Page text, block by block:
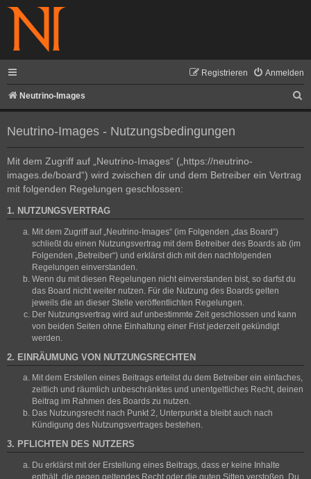
Anmelden
Registrieren
Neutrino-Images
u
Neutrino-Images - Nutzungsbedingungen
Mit dem Zugriff auf „Neutrino-Images“ („https://neutrino-
images.de/board“) wird zwischen dir und dem Betreiber ein Vertrag
mit folgenden Regelungen geschlossen:
1. NUTZUNGSVERTRAG
Mit dem Zugriff auf „Neutrino-Images“ (im Folgenden „das Board“)
schließt du einen Nutzungsvertrag mit dem Betreiber des Boards ab (im
Folgenden „Betreiber“) und erklärst dich mit den nachfolgenden
Regelungen einverstanden.
Wenn du mit diesen Regelungen nicht einverstanden bist, so darfst du
das Board nicht weiter nutzen. Für die Nutzung des Boards gelten
jeweils die an dieser Stelle veröffentlichten Regelungen.
Der Nutzungsvertrag wird auf unbestimmte Zeit geschlossen und kann
von beiden Seiten ohne Einhaltung einer Frist jederzeit gekündigt
werden.
2. EINRÄUMUNG VON NUTZUNGSRECHTEN
Mit dem Erstellen eines Beitrags erteilst du dem Betreiber ein einfaches,
zeitlich und räumlich unbeschränktes und unentgeltliches Recht, deinen
Beitrag im Rahmen des Boards zu nutzen.
Das Nutzungsrecht nach Punkt 2, Unterpunkt a bleibt auch nach
Kündigung des Nutzungsvertrages bestehen.
3. PFLICHTEN DES NUTZERS
Du erklärst mit der Erstellung eines Beitrags, dass er keine Inhalte
enthält, die gegen geltendes Recht oder die guten Sitten verstoßen. Du